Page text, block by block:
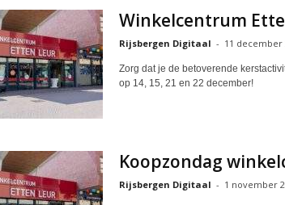
Winkelcentrum
Rijsbergen Digitaal - 11 december
Zorg dat je de betoverende
op 14, 15, 21 en 22 december!
Koopzondag
Rijsbergen Digitaal - 1 november